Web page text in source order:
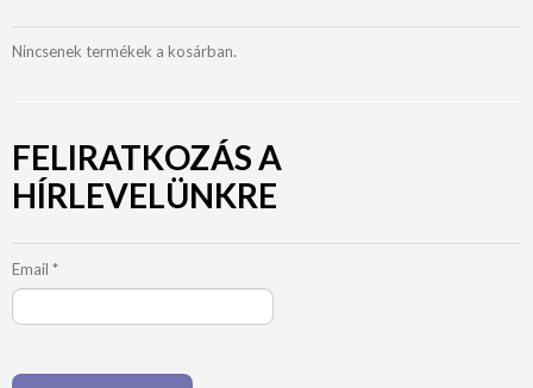
Nincsenek termékek a kosárban.
FELIRATKOZÁS A
HÍRLEVELÜNKRE
Email *